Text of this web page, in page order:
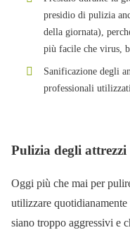
presidio di pulizia
della giornata),
più facile che virus,
Sanificazione degli
professionali utilizzati.
Pulizia degli attrezzi
Oggi più che mai per
utilizzare
siano troppo aggressivi e